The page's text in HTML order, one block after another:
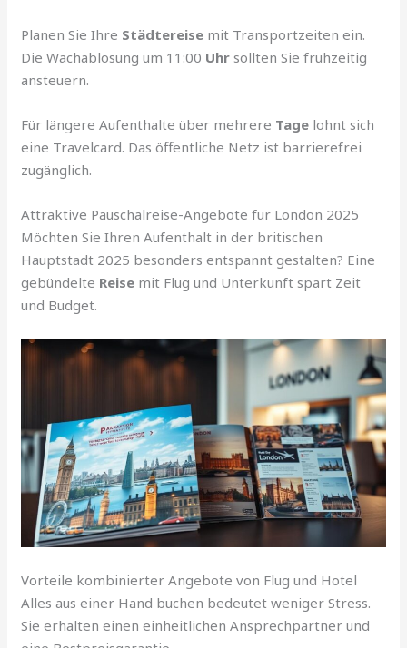
Planen Sie Ihre Städtereise mit Transportzeiten ein.
Die Wachablösung um 11:00 Uhr sollten Sie frühzeitig
ansteuern.
Für längere Aufenthalte über mehrere Tage lohnt sich
eine Travelcard. Das öffentliche Netz ist barrierefrei
zugänglich.
Attraktive Pauschalreise-Angebote für London 2025
Möchten Sie Ihren Aufenthalt in der britischen
Hauptstadt 2025 besonders entspannt gestalten? Eine
gebündelte Reise mit Flug und Unterkunft spart Zeit
und Budget.
Vorteile kombinierter Angebote von Flug und Hotel
Alles aus einer Hand buchen bedeutet weniger Stress.
Sie erhalten einen einheitlichen Ansprechpartner und